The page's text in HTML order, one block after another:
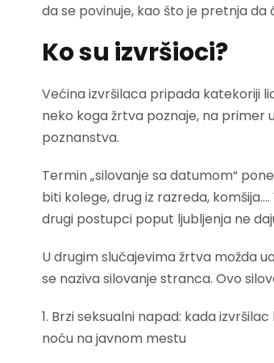
da se povinuje, kao što je pretnja
Ko su izvršioci?
Većina izvršilaca pripada katekoriji
neko koga žrtva poznaje, na primer
poznanstva.
Termin „silovanje sa datumom“
biti kolege, drug iz razreda,
drugi postupci poput ljubljenja ne
U drugim slučajevima žrtva možda
se naziva silovanje stranca. Ovo
1. Brzi seksualni napad: kada
noću na javnom mestu